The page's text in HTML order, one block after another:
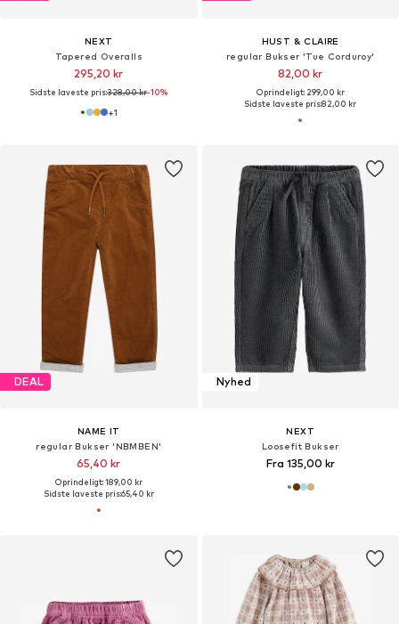
NEXT
Tapered Overalls
295,20 kr
Sidste laveste pris:328,00 kr-10%
+1
HUST & CLAIRE
regular Bukser 'Tue Corduroy'
82,00 kr
Oprindeligt: 299,00 kr
Sidste laveste pris:82,00 kr
DEAL
NAME IT
regular Bukser 'NBMBEN'
65,40 kr
Oprindeligt: 189,00 kr
Sidste laveste pris:65,40 kr
Nyhed
NEXT
Loosefit Bukser
Fra 135,00 kr